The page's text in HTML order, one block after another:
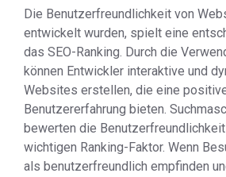
Die Benutzerfreundlichkeit von
entwickelt wurden, spielt eine
das SEO-Ranking. Durch die
können Entwickler interaktive und
Websites erstellen, die eine
Benutzererfahrung bieten.
bewerten die
wichtigen Ranking-Faktor. Wenn
als benutzerfreundlich empfinden